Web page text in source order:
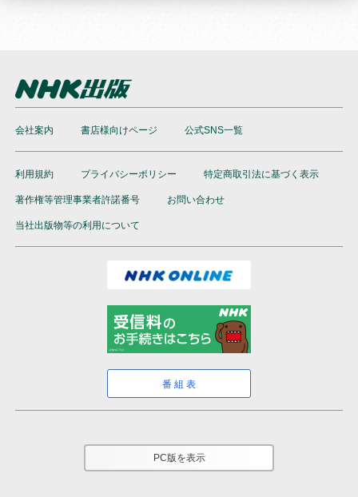
会社案内 書店様向けページ 公式SNS一覧
利用規約 プライバシーポリシー 特定商取引法に基づく表示
著作権等管理事業者許諾番号 お問い合わせ
当社出版物等の利用について
番組表
PC版を表示